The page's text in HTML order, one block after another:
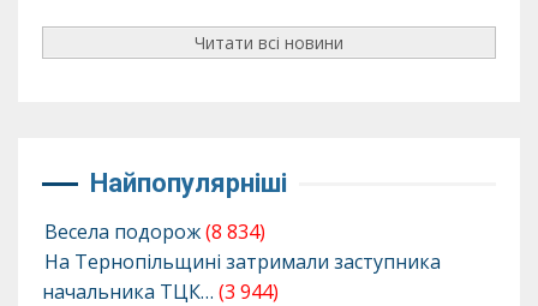
Читати всі новини
Найпопулярніші
Весела подорож(8 834)
На Тернопільщині затримали заступника
начальника ТЦК… (3 944)